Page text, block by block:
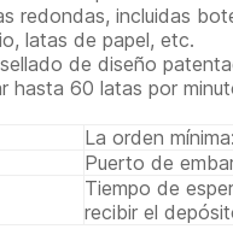
redondas, incluidas
latas de papel, etc.
de diseño
hasta 60 latas por
La orden
Puerto de
Tiempo de
recibir el